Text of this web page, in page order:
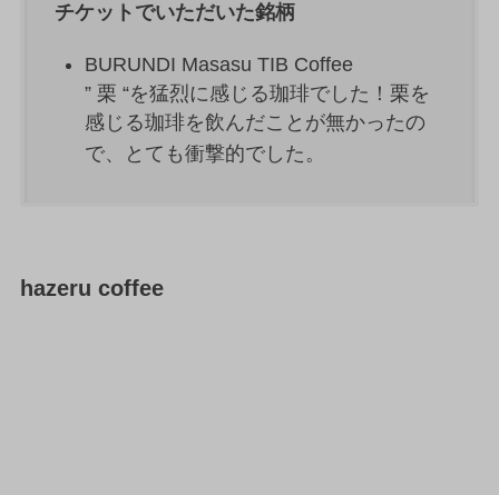
チケットでいただいた銘柄
BURUNDI Masasu TIB Coffee
” 栗 “を猛烈に感じる珈琲でした！栗を
感じる珈琲を飲んだことが無かったの
で、とても衝撃的でした。
hazeru coffee